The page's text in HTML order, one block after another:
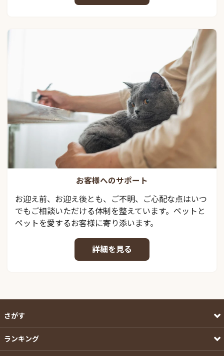
お客様へのサポート
お迎え前、お迎え後とも、ご不明、ご心配な点はいつ
でもご相談いただける体制を整えています。ペットと
ペットを愛するお客様に寄り添います。
詳細を見る
さがす
ランキング